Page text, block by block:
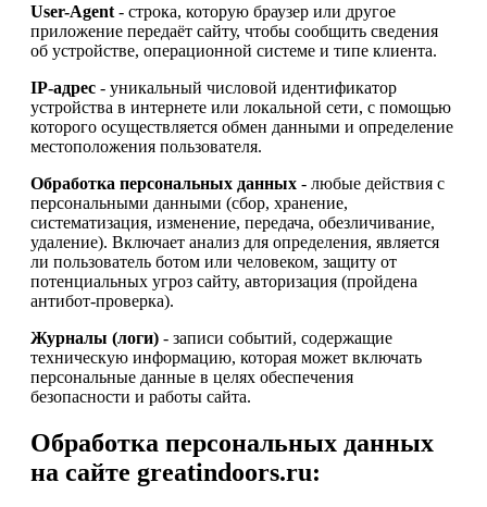
User-Agent - строка, которую браузер или другое
приложение передаёт сайту, чтобы сообщить сведения
об устройстве, операционной системе и типе клиента.
IP-адрес - уникальный числовой идентификатор
устройства в интернете или локальной сети, с помощью
которого осуществляется обмен данными и определение
местоположения пользователя.
Обработка персональных данных - любые действия с
персональными данными (сбор, хранение,
систематизация, изменение, передача, обезличивание,
удаление). Включает анализ для определения, является
ли пользователь ботом или человеком, защиту от
потенциальных угроз сайту, авторизация (пройдена
антибот-проверка).
Журналы (логи) - записи событий, содержащие
техническую информацию, которая может включать
персональные данные в целях обеспечения
безопасности и работы сайта.
Обработка персональных данных
на сайте greatindoors.ru: